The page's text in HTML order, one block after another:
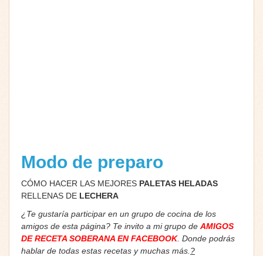
Modo de preparo
CÓMO HACER LAS MEJORES PALETAS HELADAS
RELLENAS DE LECHERA
¿Te gustaría participar en un grupo de cocina de los
amigos de esta página? Te invito a mi grupo de AMIGOS
DE RECETA SOBERANA EN FACEBOOK. Donde podrás
hablar de todas estas recetas y muchas más. ?